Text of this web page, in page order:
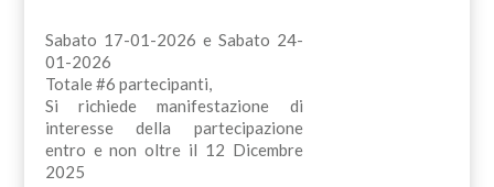
Sabato 17-01-2026 e Sabato 24-
01-2026
Totale #6 partecipanti,
Si richiede manifestazione di
interesse della partecipazione
entro e non oltre il 12 Dicembre
2025